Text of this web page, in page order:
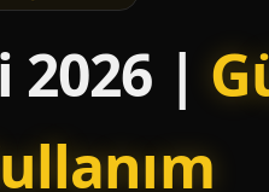
2026 |